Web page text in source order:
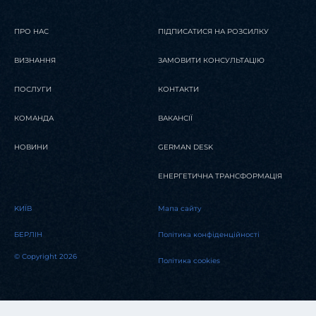
ПРО НАС
ВИЗНАННЯ
ПОСЛУГИ
КОМАНДА
НОВИНИ
ПІДПИСАТИСЯ НА РОЗСИЛКУ
ЗАМОВИТИ КОНСУЛЬТАЦІЮ
КОНТАКТИ
ВАКАНСІЇ
GERMAN DESK
ЕНЕРГЕТИЧНА ТРАНСФОРМАЦІЯ
KИЇВ
БЕРЛІН
© Copyright 2026
Мапа сайту
Політика конфіденційності
Політика cookies